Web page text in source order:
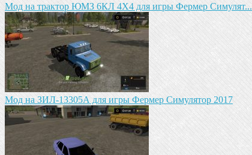
Мод на трактор ЮМЗ 6КЛ 4X4 для игры Фермер Симулят...
Мод на ЗИЛ-13305А для игры Фермер Симулятор 2017